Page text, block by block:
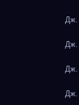
Дж.
Дж.
Дж.
Дж.